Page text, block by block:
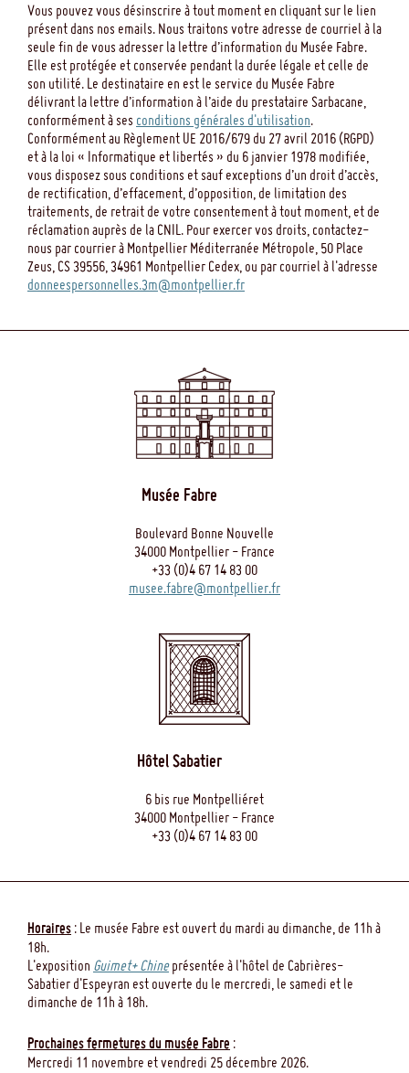
Vous pouvez vous désinscrire à tout moment en cliquant sur le lien
présent dans nos emails. Nous traitons votre adresse de courriel à la
seule fin de vous adresser la lettre d’information du Musée Fabre.
Elle est protégée et conservée pendant la durée légale et celle de
son utilité. Le destinataire en est le service du Musée Fabre
délivrant la lettre d’information à l’aide du prestataire Sarbacane,
conformément à ses conditions générales d'utilisation.
Conformément au Règlement UE 2016/679 du 27 avril 2016 (RGPD)
et à la loi « Informatique et libertés » du 6 janvier 1978 modifiée,
vous disposez sous conditions et sauf exceptions d’un droit d’accès,
de rectification, d’effacement, d’opposition, de limitation des
traitements, de retrait de votre consentement à tout moment, et de
réclamation auprès de la CNIL. Pour exercer vos droits, contactez-
nous par courrier à Montpellier Méditerranée Métropole, 50 Place
Zeus, CS 39556, 34961 Montpellier Cedex, ou par courriel à l'adresse
donneespersonnelles.3m@montpellier.fr
Musée Fabre
Boulevard Bonne Nouvelle
34000 Montpellier - France
+33 (0)4 67 14 83 00
musee.fabre@montpellier.fr
Hôtel Sabatier
6 bis rue Montpelliéret
34000 Montpellier - France
+33 (0)4 67 14 83 00
Horaires : Le musée Fabre est ouvert du mardi au dimanche, de 11h à
18h.
L'exposition Guimet+ Chineprésentée à l'hôtel de Cabrières-
Sabatier d'Espeyran est ouverte du le mercredi, le samedi et le
dimanche de 11h à 18h.
Prochaines fermetures du musée Fabre :
Mercredi 11 novembre et vendredi 25 décembre 2026.